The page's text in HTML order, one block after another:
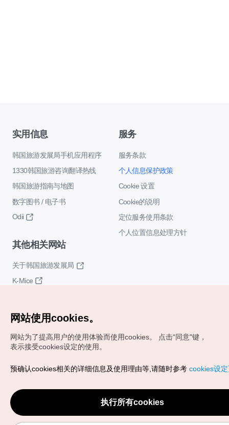
实用信息
韩国旅游发展局手机应用程序
1330韩国旅游咨询翻译热线
韩国旅游指南与地图
数字图书 / 电子书
Odii
服务
服务条款
个人信息保护政策
Cookie 设置
Cookie的说明
定位服务使用条款
个人位置信息处理方针
其他相关网站
关于韩国旅游发展局
K-Mice
Copyrights (c) 韩国旅游发展局版权所有
VISITKOREA官方邮箱
chnsim@knto.or.kr
网站使用cookies。
网站为了提高用户的使用体验而使用cookies。
点击“同意"键，
表示接受cookies设定的使用。
预确认cookies相关的详细信息及使用理由等,请随时参考 cookies设
执行所有cookies